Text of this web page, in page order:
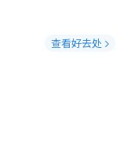
查看好去处